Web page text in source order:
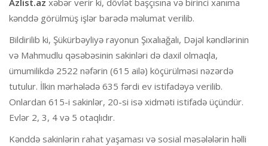
Azlist.az xəbər verir ki, dövlət başçısına və birinci xanıma
kənddə görülmüş işlər barədə məlumat verilib.
Bildirilib ki, Şükürbəyliyə rayonun Şıxalıağalı, Dəjəl kəndlərinin
və Mahmudlu qəsəbəsinin sakinləri də daxil olmaqla,
ümumilikdə 2522 nəfərin (615 ailə) köçürülməsi nəzərdə
tutulur. İlkin mərhələdə 635 fərdi ev istifadəyə verilib.
Onlardan 615-i sakinlər, 20-si isə xidməti istifadə üçündür.
Evlər 2, 3, 4 və 5 otaqlıdır.
Kənddə sakinlərin rahat yaşaması və sosial məsələlərin həlli